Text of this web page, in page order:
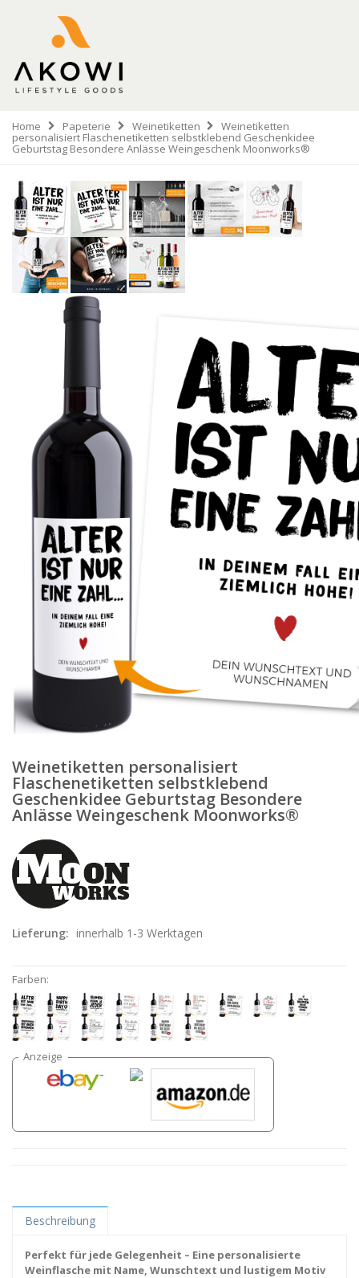
Home Papeterie Weinetiketten Weinetiketten
personalisiert Flaschenetiketten selbstklebend Geschenkidee
Geburtstag Besondere Anlässe Weingeschenk Moonworks®
Weinetiketten personalisiert
Flaschenetiketten selbstklebend
Geschenkidee Geburtstag Besondere
Anlässe Weingeschenk Moonworks®
Lieferung: innerhalb 1-3 Werktagen
Farben:
Beschreibung
Perfekt für jede Gelegenheit – Eine personalisierte
Weinflasche mit Name, Wunschtext und lustigem Motiv